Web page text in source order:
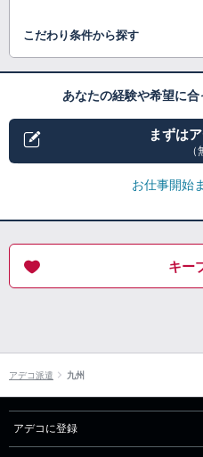
こだわり条件から探す
あなたの経験や希望に
まずは
（
お仕事開始
キー
アデコ派遣 九州
アデコに登録